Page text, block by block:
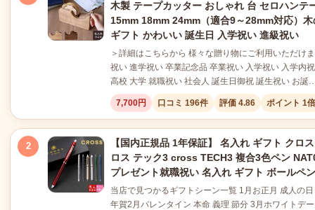
木製 テープカッター おしゃれ 台 セロハンテ
15mm 18mm 24mm（適合9～28mm対応）
ギフト かわいい 誕生日 入学祝い 進級祝い
＞詳細はこちらから 様々な贈り物にご利用いただけ
祝い 進学祝い 卒業記念品 卒業祝い 入学祝い 入学内
高校 大学 就職祝い 社会人 誕生日御祝 誕生祝い お誕
7,700円 口コミ 196件 評価 4.86 ポイント 1倍
2
【国内正規品 1年保証】 名入れ ギフト クロ
ロス テック3 cross TECH3 複合3色ペン
プレゼント就職祝い 名入れ ギフト ボールペ
当店で見つかるギフトシーン一覧 1月お正月 成人の
年賀2月バレンタイン 本命 義理 節分 3月ホワイトデ